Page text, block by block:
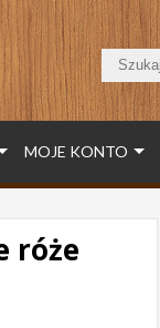
MOJE KONTO
róże